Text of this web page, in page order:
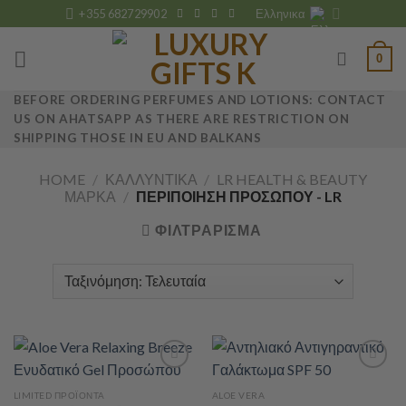
to
content
+355 682729902 Ελληνικα
0
BEFORE ORDERING PERFUMES AND LOTIONS: CONTACT
US ON AHATSAPP AS THERE ARE RESTRICTION ON
SHIPPING THOSE IN EU AND BALKANS
HOME / ΚΑΛΛΥΝΤΙΚΆ / LR HEALTH & BEAUTY
ΜΆΡΚΑ / ΠΕΡΙΠΟΊΗΣΗ ΠΡΟΣΏΠΟΥ - LR
ΦΙΛΤΡΆΡΙΣΜΑ
LIMITED ΠΡΟΪΌΝΤΑ ALOE VERA